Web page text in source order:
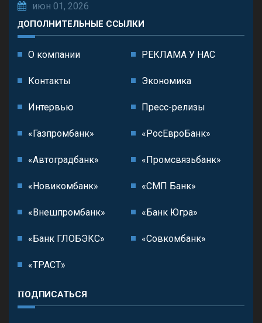
июн 01, 2026
ДОПОЛНИТЕЛЬНЫЕ ССЫЛКИ
О компании РЕКЛАМА У НАС
Контакты Экономика
Интервью Пресс-релизы
«Газпромбанк» «РосЕвроБанк»
«Автоградбанк» «Промсвязьбанк»
«Новикомбанк» «СМП Банк»
«Внешпромбанк» «Банк Югра»
«Банк ГЛОБЭКС» «Совкомбанк»
«ТРАСТ»
ПОДПИСАТЬСЯ